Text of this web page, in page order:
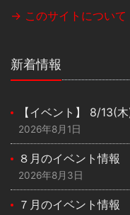
→ このサイトについて
新着情報
【イベント】 8/13(
2026年8月1日
８月のイベント情報
2026年8月3日
７月のイベント情報